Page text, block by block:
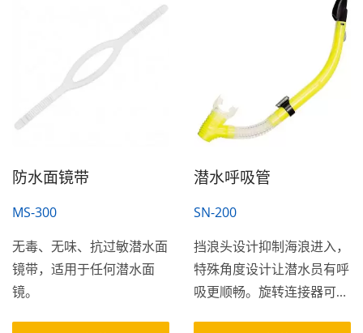
防水面镜带
MS-300
无毒、无味、抗过敏潜水面
镜带，适用于任何潜水面
镜。
潜水呼吸管
SN-200
挡浪头设计抑制海浪进入，
特殊角度设计让潜水员有呼
吸更顺畅。旋转连接器可以